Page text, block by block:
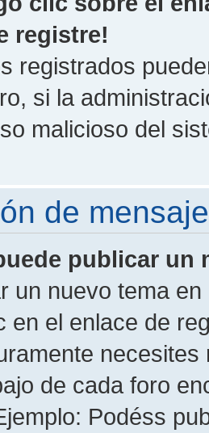
registre!
registrados
si la
malicioso del
de
publicar un
un nuevo tema
en el enlace de
de cada foro
Podéss